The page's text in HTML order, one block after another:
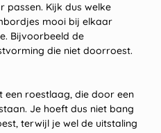
passen. Kijk dus welke
mooi bij elkaar
Bijvoorbeeld de
die niet doorroest.
een roestlaag, die door een
Je hoeft dus niet bang
terwijl je wel de uitstaling